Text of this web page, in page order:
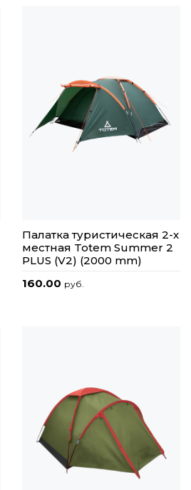
Палатка туристическая 2-х
местная Totem Summer 2
PLUS (V2) (2000 mm)
160.00 руб.